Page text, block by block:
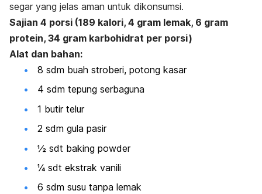
segar yang jelas aman untuk dikonsumsi.
Sajian 4 porsi (189 kalori, 4 gram lemak, 6 gram
protein, 34 gram karbohidrat per porsi)
Alat dan bahan:
8 sdm buah stroberi, potong kasar
4 sdm tepung serbaguna
1 butir telur
2 sdm gula pasir
½ sdt baking powder
¼ sdt ekstrak vanili
6 sdm susu tanpa lemak